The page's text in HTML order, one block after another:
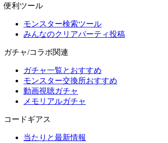
便利ツール
モンスター検索ツール
みんなのクリアパーティ投稿
ガチャ/コラボ関連
ガチャ一覧とおすすめ
モンスター交換所おすすめ
動画視聴ガチャ
メモリアルガチャ
コードギアス
当たりと最新情報